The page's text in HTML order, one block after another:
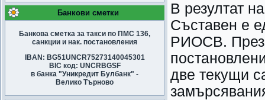
Банкови сметки
Банкова сметка за такси по ПМС 136,
санкции и нак. постановления
IBAN: BG51UNCR75273140045301
BIC код: UNCRBGSF
в банка "Уникредит Булбанк" -
Велико Търново
В резултат
Съставен е
РИОСВ. През
две текущи